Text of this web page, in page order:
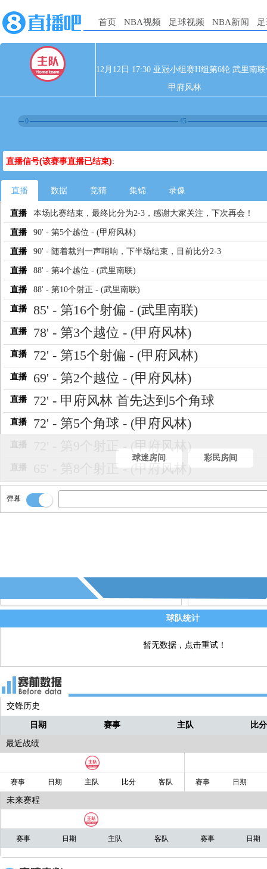
首页 NBA视频 足球视频 NBA新闻
12月12日 17:30 亚冠小组赛H组第6轮 武里南联
甲府风林
0 45
直播信号(该赛事直播已结束):
直播 数据 竞猜 集锦 录像
直播 本场比赛结束，最终比分为2-3，感谢大家关注，下次再会！
直播 90' - 第5个越位 - (甲府风林)
直播 90' - 随着裁判一声哨响，下半场结束，目前比分2-3
直播 88' - 第4个越位 - (武里南联)
直播 88' - 第10个射正 - (武里南联)
直播 85' - 第16个射偏 - (武里南联)
直播 78' - 第3个越位 - (甲府风林)
直播 72' - 第15个射偏 - (甲府风林)
直播 69' - 第2个越位 - (甲府风林)
直播 72' - 甲府风林 首先达到5个角球
直播 72' - 第5个角球 - (甲府风林)
直播 72' - 第9个射正 - (甲府风林)
直播 65' - 第8个射正 - (甲府风林)
球迷房间 彩民房间
弹幕
球队统计
暂无数据，点击重试！
交锋历史
日期 赛事 主队 比分
最近战绩
赛事 日期 主队 比分 客队 赛事 日期
未来赛程
赛事 日期 主队 客队 赛事 日期